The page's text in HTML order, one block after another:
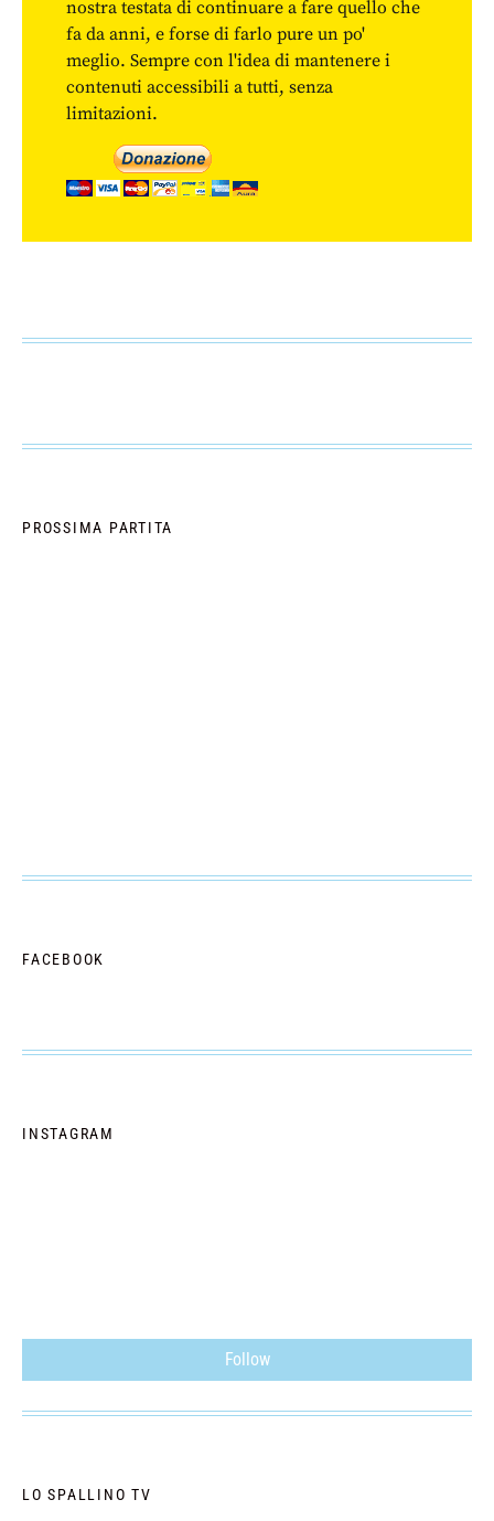
nostra testata di continuare a fare quello che
fa da anni, e forse di farlo pure un po'
meglio. Sempre con l'idea di mantenere i
contenuti accessibili a tutti, senza
limitazioni.
PROSSIMA PARTITA
FACEBOOK
INSTAGRAM
Follow
LO SPALLINO TV